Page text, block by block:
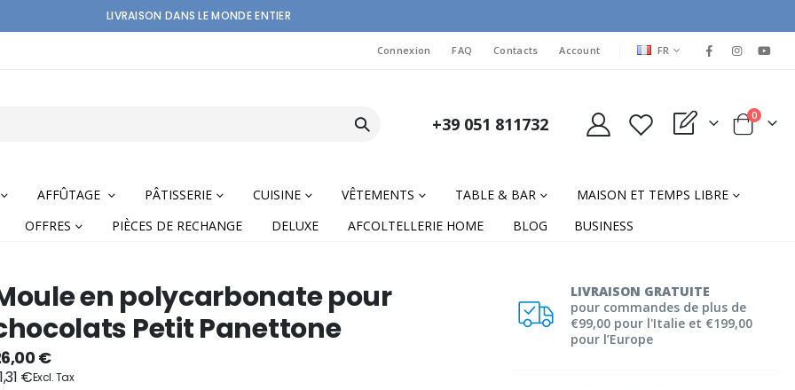
LIVRAISON DANS LE MONDE ENTIER
Connexion FAQ Contacts Account LANGUAGE
FR
+39 051 811732 My Quote Cart
0items
AFFÛTAGE PÂTISSERIE CUISINE VÊTEMENTS TABLE & BAR
MAISON ET TEMPS LIBRE
OFFRES PIÈCES DE RECHANGE DELUXE AFCOLTELLERIE HOME BLOG BUSINESS
LIVRAISON GRATUITE
pour commandes de plus de
€99,00 pour l'Italie et €199,00
pour l’Europe
en polycarbonate pour
Petit Panettone
€
€